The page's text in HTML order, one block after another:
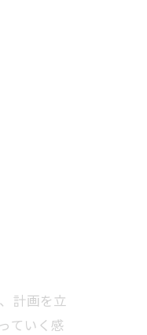
計画を立
ていく感